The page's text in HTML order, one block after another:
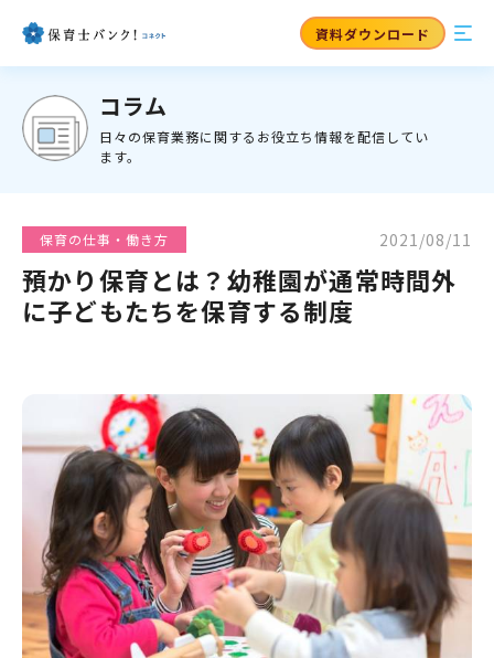
資料ダウンロード
コラム
日々の保育業務に関するお役立ち情報を配信してい
ます。
保育の仕事・働き方 2021/08/11
預かり保育とは？幼稚園が通常時間外
に子どもたちを保育する制度